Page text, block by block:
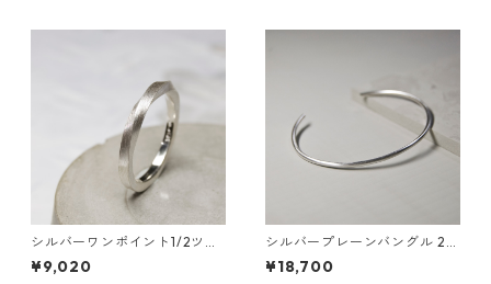
シルバーワンポイント1/2ツイ
ストリング 1.8mm幅 つや消し
3号～27号｜WKS ONEPOINT
¥9,020
シルバープレーンバングル 2.
0mm幅 つや消し｜WKS PLAN
E BANGLE 2.0 sv matte｜FA
¥18,700